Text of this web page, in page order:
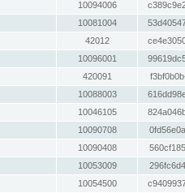
10094006
10081004
42012
10096001
420091
10088003
10046105
10090708
10090408
10053009
10054500